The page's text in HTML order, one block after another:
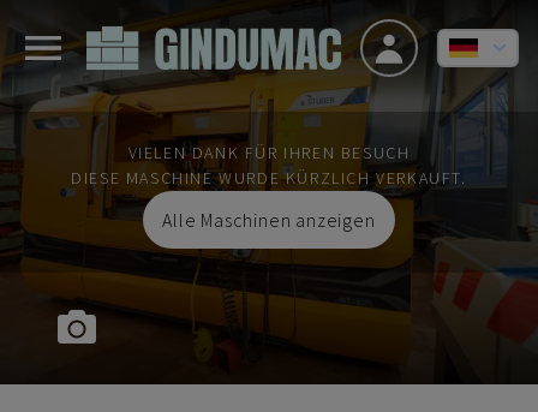
VIELEN DANK FÜR IHREN BESUCH
DIESE MASCHINE WURDE KÜRZLICH VERKAUFT.
Alle Maschinen anzeigen